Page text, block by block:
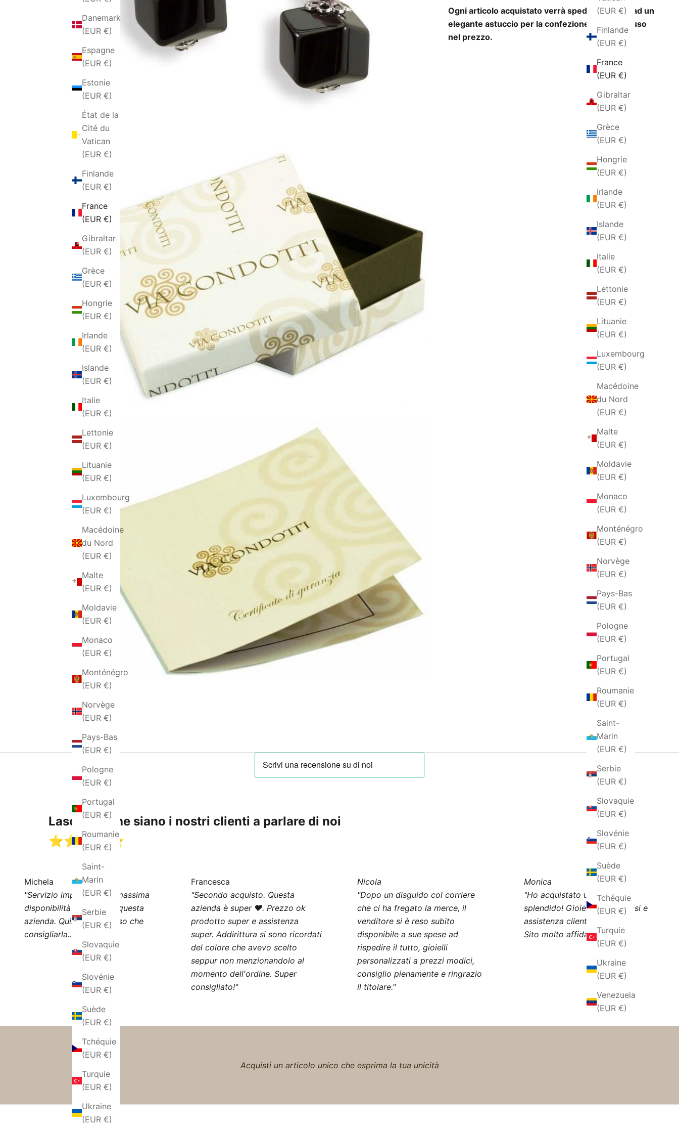
(EUR €)
Finlande
(EUR €)
France
(EUR €)
Gibraltar
(EUR €)
Grèce
(EUR €)
Hongrie
(EUR €)
Irlande
(EUR €)
Islande
(EUR €)
Italie
(EUR €)
Lettonie
(EUR €)
Lituanie
(EUR €)
Luxembourg
(EUR €)
Macédoine
du Nord
(EUR €)
Malte
(EUR €)
Moldavie
(EUR €)
Monaco
(EUR €)
Monténégro
(EUR €)
Norvège
(EUR €)
Pays-Bas
(EUR €)
Pologne
(EUR €)
Portugal
(EUR €)
Roumanie
(EUR €)
Saint-
Marin
(EUR €)
Serbie
(EUR €)
Slovaquie
(EUR €)
Slovénie
(EUR €)
Suède
(EUR €)
Tchéquie
(EUR €)
Turquie
(EUR €)
Ukraine
(EUR €)
Venezuela
(EUR €)
Danemark
(EUR €)
Espagne
(EUR €)
Estonie
(EUR €)
État de la
Cité du
Vatican
(EUR €)
Finlande
(EUR €)
France
(EUR €)
Gibraltar
(EUR €)
Grèce
(EUR €)
Hongrie
(EUR €)
Irlande
(EUR €)
Islande
(EUR €)
Italie
(EUR €)
Lettonie
(EUR €)
Lituanie
(EUR €)
Luxembourg
(EUR €)
Macédoine
du Nord
(EUR €)
Malte
(EUR €)
Moldavie
(EUR €)
Monaco
(EUR €)
Monténégro
(EUR €)
Norvège
(EUR €)
Pays-Bas
(EUR €)
Pologne
(EUR €)
Portugal
(EUR €)
Roumanie
(EUR €)
Saint-
Marin
(EUR €)
Serbie
(EUR €)
Slovaquie
(EUR €)
Slovénie
(EUR €)
Suède
(EUR €)
Tchéquie
(EUR €)
Turquie
(EUR €)
Ukraine
(EUR €)
Ogni articolo acquistato verrà spedito insieme ad un
elegante astuccio per la confezione regalo incluso
nel prezzo.
Lasciamo che siano i nostri clienti a parlare di noi
⭐️⭐️⭐️⭐️⭐️
Michela
"Servizio impeccabile e massima
disponibilità da parte di questa
azienda. Quindi, non posso che
consigliarla..."
Francesca
"Secondo acquisto. Questa
azienda è super ❤️. Prezzo ok
prodotto super e assistenza
super. Addirittura si sono ricordati
del colore che avevo scelto
seppur non menzionandolo al
momento dell'ordine. Super
consigliato!"
Nicola
"Dopo un disguido col corriere
che ci ha fregato la merce, il
venditore si è reso subito
disponibile a sue spese ad
rispedire il tutto, gioielli
personalizzati a prezzi modici,
consiglio pienamente e ringrazio
il titolare."
Monica
"Ho acquistato un bracciale
splendido! Gioielli meravigliosi e
assistenza clienti eccellente!
Sito molto affidabile!"
Acquisti un articolo unico che esprima la tua unicità